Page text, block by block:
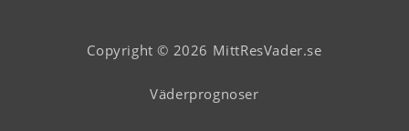
Copyright © 2026 MittResVader.se
Väderprognoser